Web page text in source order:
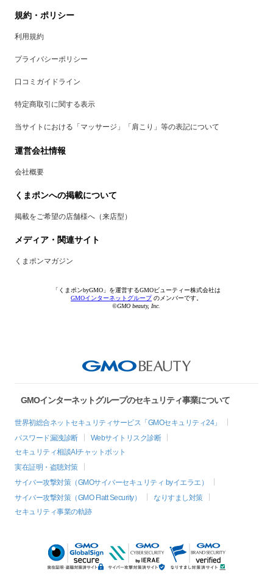
規約・ポリシー
利用規約
プライバシーポリシー
口コミガイドライン
特定商取引に関する表示
当サイトにおける「マッサージ」「肩こり」等の表記について
運営会社情報
会社概要
くまポンへの掲載について
掲載をご希望の店舗様へ（来店型）
メディア・関連サイト
くまポンマガジン
「くまポンbyGMO」を運営するGMOビューティー株式会社は
GMOインターネットグループのメンバーです。
©GMO beauty, Inc.
GMOインターネットグループのセキュリティ事業について
世界初総合ネットセキュリティサービス「GMOセキュリティ24」
パスワード漏洩診断
Webサイトリスク診断
セキュリティ相談AIチャットボット
実在証明・盗聴対策
サイバー攻撃対策（GMOサイバーセキュリティ byイエラエ）
サイバー攻撃対策（GMO Flatt Security）
なりすまし対策
セキュリティ事業の軌跡